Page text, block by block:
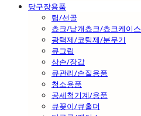
당구장용품
팁/선골
쵸크/낱개쵸크/쵸크케이스
광택제/코팅제/분무기
큐그립
삼손/장갑
큐관리/손질용품
청소용품
공세척기계/용품
큐꽂이/큐홀더